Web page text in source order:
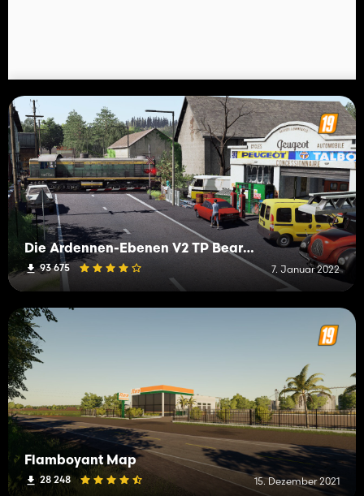
Die Ardennen-Ebenen V2 TP Bearbeiten
93 675 7. Januar 2022
Flamboyant Map
28 248 15. Dezember 2021